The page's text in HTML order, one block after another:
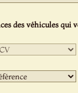
des véhicules qui